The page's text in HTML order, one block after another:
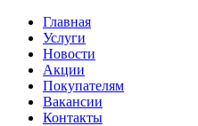
Главная
Услуги
Новости
Акции
Покупателям
Вакансии
Контакты